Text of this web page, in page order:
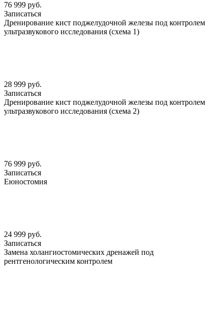
76 999 руб.
Записаться
Дренирование кист поджелудочной железы под контролем
ультразвукового исследования (схема 1)
28 999 руб.
Записаться
Дренирование кист поджелудочной железы под контролем
ультразвукового исследования (схема 2)
76 999 руб.
Записаться
Еюностомия
24 999 руб.
Записаться
Замена холангиостомических дренажей под
рентгенологическим контролем